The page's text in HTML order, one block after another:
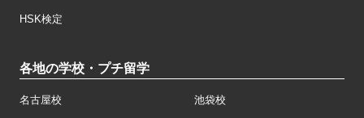
HSK検定
各地の学校・プチ留学
名古屋校 池袋校